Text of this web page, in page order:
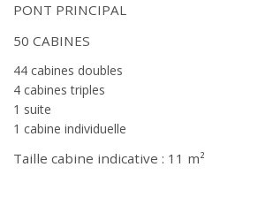
PONT PRINCIPAL
50 CABINES
44 cabines doubles
4 cabines triples
1 suite
1 cabine individuelle
Taille cabine indicative : 11 m²